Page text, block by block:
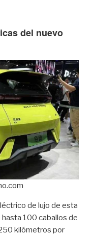
del nuevo
de lujo de esta
100 caballos de
kilómetros por